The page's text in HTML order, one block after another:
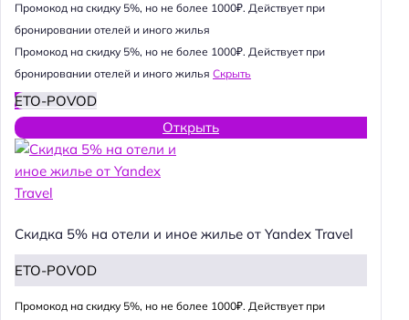
Промокод на скидку 5%, но не более 1000₽. Действует при
бронировании отелей и иного жилья
Промокод на скидку 5%, но не более 1000₽. Действует при
бронировании отелей и иного жилья Скрыть
ETO-POVOD
Открыть
Скидка 5% на отели и иное жилье от Yandex Travel
ETO-POVOD
Промокод на скидку 5%, но не более 1000₽. Действует при